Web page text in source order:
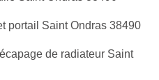
portail Saint Ondras 38490
de radiateur Saint